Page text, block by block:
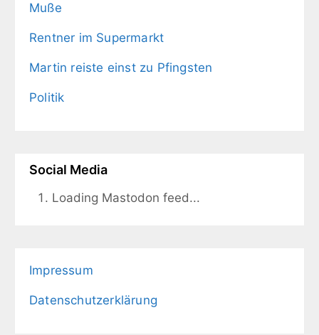
Muße
Rentner im Supermarkt
Martin reiste einst zu Pfingsten
Politik
Social Media
Loading Mastodon feed...
Impressum
Datenschutzerklärung